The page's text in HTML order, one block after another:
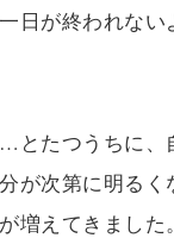
日が終われない
たつうちに、
が次第に明る
増えてきまし